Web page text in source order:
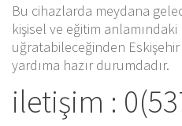
Bu cihazlarda meydana
kişisel ve eğitim
uğratabileceğinden
yardıma hazır durumdadır.
iletişim :